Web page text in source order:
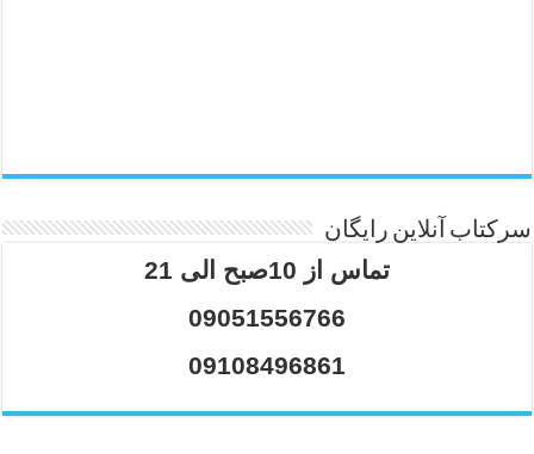
سرکتاب آنلاین رایگان
تماس از 10صبح الی 21
09051556766
09108496861